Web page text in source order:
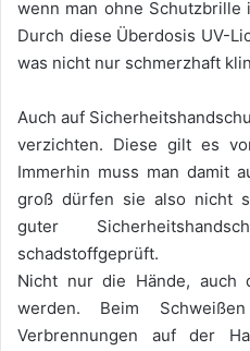
wenn man ohne Schutzbrille
Durch diese Überdosis UV-
was nicht nur schmerzhaft
Auch auf
verzichten. Diese gilt es
Immerhin muss man damit
groß dürfen sie also nicht
guter
schadstoffgeprüft.
Nicht nur die Hände, auch
werden. Beim
Verbrennungen auf der